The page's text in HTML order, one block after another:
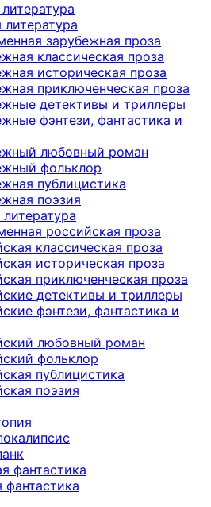
зарубежная проза
классическая проза
историческая проза
приключенческая проза
детективы и триллеры
фэнтези, фантастика и
любовный роман
фольклор
публицистика
поэзия
российская проза
классическая проза
историческая проза
приключенческая проза
детективы и триллеры
фэнтези, фантастика и
любовный роман
фольклор
публицистика
поэзия
фантастика
фантастика